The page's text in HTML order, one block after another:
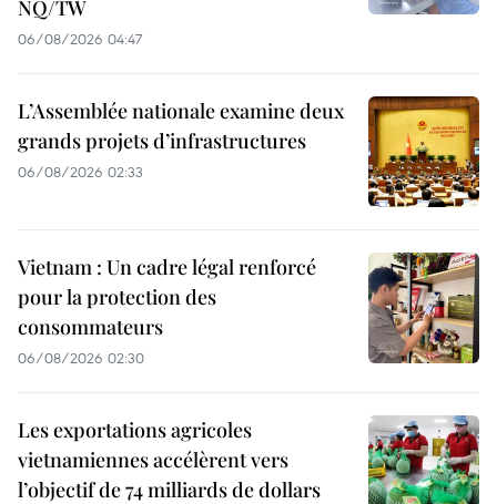
NQ/TW
06/08/2026 04:47
L’Assemblée nationale examine deux
grands projets d’infrastructures
06/08/2026 02:33
Vietnam : Un cadre légal renforcé
pour la protection des
consommateurs
06/08/2026 02:30
Les exportations agricoles
vietnamiennes accélèrent vers
l’objectif de 74 milliards de dollars